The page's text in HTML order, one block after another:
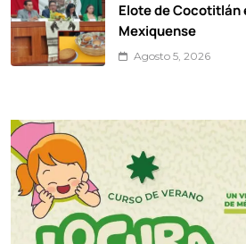
Elote de Cocotitlán
Mexiquense
Agosto 5, 2026